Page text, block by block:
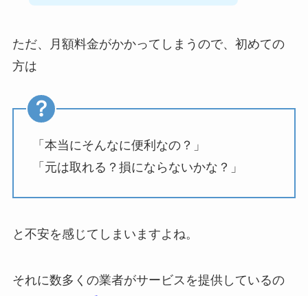
ただ、月額料金がかかってしまうので、初めての
方は
「本当にそんなに便利なの？」
「元は取れる？損にならないかな？」
と不安を感じてしまいますよね。
それに数多くの業者がサービスを提供しているの